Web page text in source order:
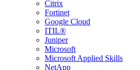
Citrix
Fortinet
Google Cloud
ITIL®
Juniper
Microsoft
Microsoft Applied Skills
NetApp